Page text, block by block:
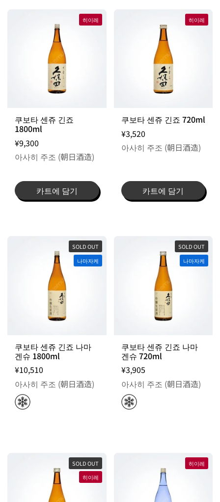
쿠보타 센쥬 긴죠
1800ml
¥9,300
아사히 주조 (朝日酒造)
카트에 담기
히이레
쿠보타 센쥬 긴죠 720ml
¥3,520
아사히 주조 (朝日酒造)
카트에 담기
히이레
쿠보타 센쥬 긴죠 나마
겐슈 1800ml
¥10,510
아사히 주조 (朝日酒造)
SOLD OUT
나마자케
쿠보타 센쥬 긴죠 나마
겐슈 720ml
¥3,905
아사히 주조 (朝日酒造)
SOLD OUT
나마자케
SOLD OUT
히이레
히이레